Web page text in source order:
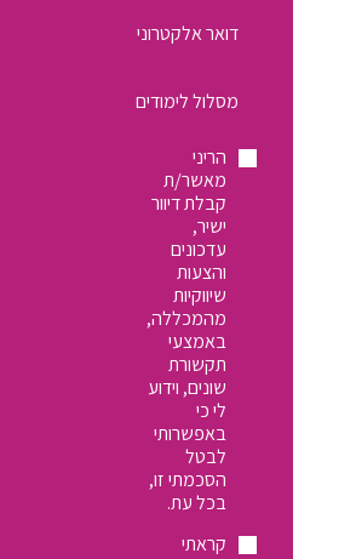
דוא"ל
התעניינות
מסלול
הריני
מאשר/ת
קבלת דיוור
ישיר,
עדכונים
והצעות
שיווקיות
מהמכללה,
באמצעי
תקשורת
שונים, וידוע
לי כי
באפשרותי
לבטל
הסכמתי זו,
בכל עת.
קראתי